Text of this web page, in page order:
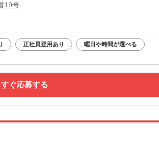
19号
正社員登用あり 曜日や時間が選べる
すぐ応募する